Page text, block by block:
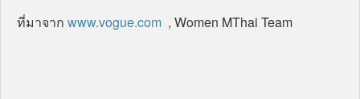
ที่มาจาก www.vogue.com , Women MThai Team